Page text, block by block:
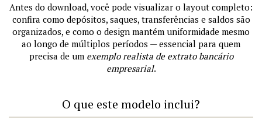
Antes do download, você pode visualizar o layout completo:
confira como depósitos, saques, transferências e saldos são
organizados, e como o design mantém uniformidade mesmo
ao longo de múltiplos períodos — essencial para quem
precisa de um exemplo realista de extrato bancário
empresarial.
O que este modelo inclui?